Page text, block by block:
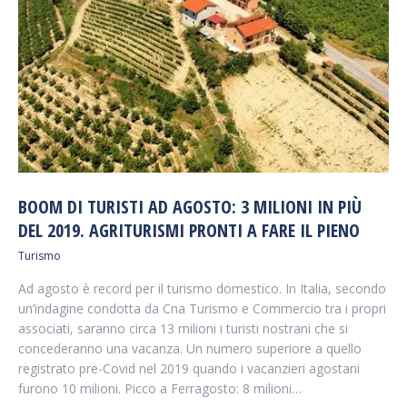
BOOM DI TURISTI AD AGOSTO: 3 MILIONI IN PIÙ
DEL 2019. AGRITURISMI PRONTI A FARE IL PIENO
Turismo
Ad agosto è record per il turismo domestico. In Italia, secondo
un’indagine condotta da Cna Turismo e Commercio tra i propri
associati, saranno circa 13 milioni i turisti nostrani che si
concederanno una vacanza. Un numero superiore a quello
registrato pre-Covid nel 2019 quando i vacanzieri agostani
furono 10 milioni. Picco a Ferragosto: 8 milioni…